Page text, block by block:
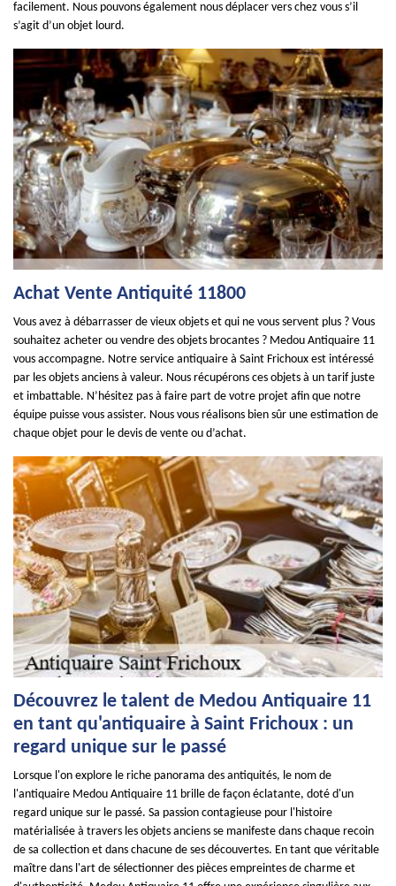
facilement. Nous pouvons également nous déplacer vers chez vous s’il
s’agit d’un objet lourd.
Achat Vente Antiquité 11800
Vous avez à débarrasser de vieux objets et qui ne vous servent plus ? Vous
souhaitez acheter ou vendre des objets brocantes ? Medou Antiquaire 11
vous accompagne. Notre service antiquaire à Saint Frichoux est intéressé
par les objets anciens à valeur. Nous récupérons ces objets à un tarif juste
et imbattable. N’hésitez pas à faire part de votre projet afin que notre
équipe puisse vous assister. Nous vous réalisons bien sûr une estimation de
chaque objet pour le devis de vente ou d’achat.
Découvrez le talent de Medou Antiquaire 11
en tant qu'antiquaire à Saint Frichoux : un
regard unique sur le passé
Lorsque l'on explore le riche panorama des antiquités, le nom de
l'antiquaire Medou Antiquaire 11 brille de façon éclatante, doté d'un
regard unique sur le passé. Sa passion contagieuse pour l'histoire
matérialisée à travers les objets anciens se manifeste dans chaque recoin
de sa collection et dans chacune de ses découvertes. En tant que véritable
maître dans l'art de sélectionner des pièces empreintes de charme et